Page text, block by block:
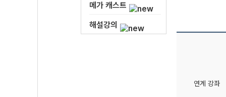
메가 캐스트
해설강의
연계 강좌